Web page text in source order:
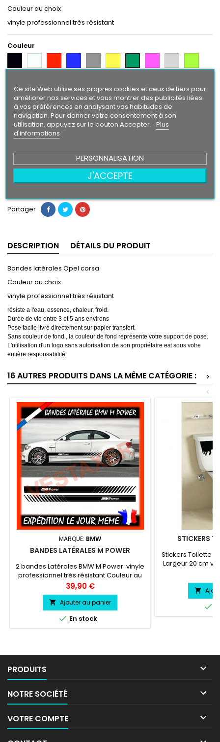
Couleur au choix
vinyle professionnel très résistant
Couleur
ArgentCitron
Intense
Finition
Brillant
Mat
49,90 €
 Ajouter au panier
Partager
DESCRIPTION DÉTAILS DU PRODUIT
Bandes latérales Opel corsa
Couleur au choix
vinyle professionnel très résistant
résiste a l'eau, essence, chaleur, froid.
Durée de vie entre 3 et 5 ans environs
Pose facile livré directement sur papier transfert.
Sans couleur de fond , la couleur de fond représente votre support de pose.
L'utilisation d'un logo sans autorisation de son propriétaire est sous votre
entière responsabilité.
16 AUTRES PRODUITS DANS LA MÊME CATÉGORIE :
>
<
MARQUE: BMW
BANDES LATÉRALES M POWER
2 bandes Latérales BMW M Power vinyle
professionnel très résistant Couleur au
choix
Prix
39,90 €
 Ajouter au panier
 En stock
STICKERS
Stickers Toilette
Largeur 20 cm
chaleur,
environs Pose


PRODUITS 
NOTRE SOCIÉTÉ 
VOTRE COMPTE 
Ce site Web utilise ses propres cookies et ceux de tiers pour
améliorer nos services et vous montrer des publicités liées
à vos préférences en analysant vos habitudes de
navigation. Pour donner votre consentement à son
utilisation, appuyez sur le bouton Accepter. Plus
d'informations
PERSONNALISATION
J'ACCEPTE